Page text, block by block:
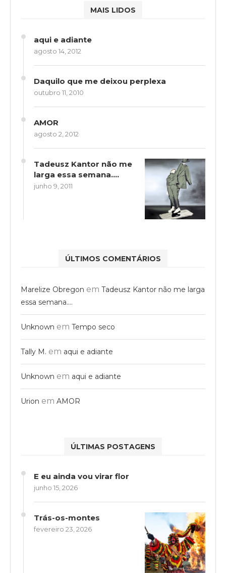
MAIS LIDOS
aqui e adiante
agosto 14, 2012
Daquilo que me deixou perplexa
outubro 11, 2010
AMOR
agosto 2, 2012
Tadeusz Kantor não me
larga essa semana….
junho 9, 2011
ÚLTIMOS COMENTÁRIOS
Marelize Obregon em Tadeusz Kantor não me larga
essa semana….
Unknown em Tempo seco
Tally M. em aqui e adiante
Unknown em aqui e adiante
Urion em AMOR
ÚLTIMAS POSTAGENS
E eu ainda vou virar flor
junho 15, 2026
Trás-os-montes
fevereiro 23, 2026